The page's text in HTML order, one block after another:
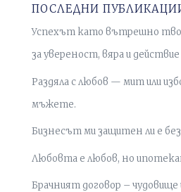
ПОСЛЕДНИ
Успехът като вътрешно
за увереност, вяра и действие
Раздяла с любов — мит или
мъжете.
Бизнесът ми защитен ли е без
Любовта е любов, но
Брачният договор – чудовище